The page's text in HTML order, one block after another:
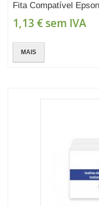
Fita Compatível
1,13 € sem IVA
MAIS